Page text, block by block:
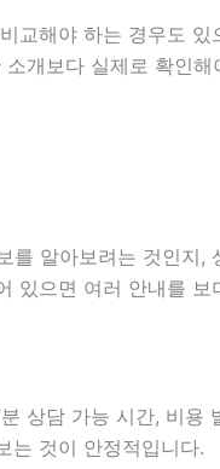
교해야 하는 경우도
개보다 실제로 확인
알아보려는 것인지,
있으면 여러 안내를
상담 가능 시간, 비용
는 것이 안정적입니다.